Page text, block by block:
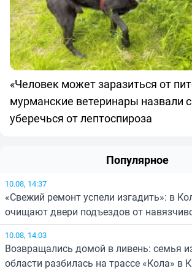
«Человек может заразиться от
мурманские ветеринары назвали
уберечься от лептоспироза
Популярное
10.08, 14:37
«Свежий ремонт успели изгадить»: в
очищают двери подъездов от
10.08, 14:03
Возвращались домой в ливень: семья
области разбилась на трассе «Кола» в